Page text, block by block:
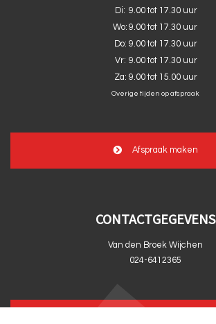
Di: 9.00 tot 17.30 uur
Wo: 9.00 tot 17.30 uur
Do: 9.00 tot 17.30 uur
Vr: 9.00 tot 17.30 uur
Za: 9.00 tot 15.00 uur
Overige tijden op afspraak
Afspraak maken
CONTACTGEGEVENS
Van den Broek Wijchen
024-6412365